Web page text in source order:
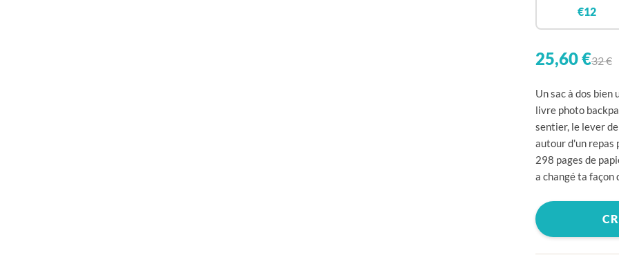
€12
25,60 €32 €
Un sac à dos bien
livre photo
sentier, le lever
autour d'un repas
298 pages de
a changé ta façon